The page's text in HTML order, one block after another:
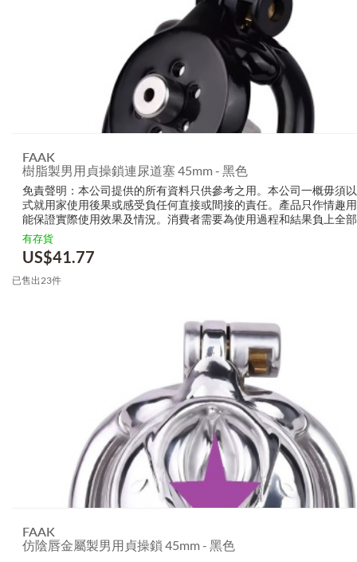
FAAK
樹脂製男用貞操鎖連尿道塞 45mm - 黑色
免責聲明：本公司提供的所有資料只供參考之用。本公司一概毋須
式就用家使用後果或感受負任何直接或間接的責任。產品只作情趣
能保證實際使用效果及情況。消費者需要為使用過程和結果負上全
生產商無需要以任何方式為任何直接或間接的失誤負責，包括但不
的損毀，受傷或者任何傷害。
有存貨
US$41.77
已售出23件
FAAK
仿陰唇金屬製男用貞操鎖 45mm - 黑色